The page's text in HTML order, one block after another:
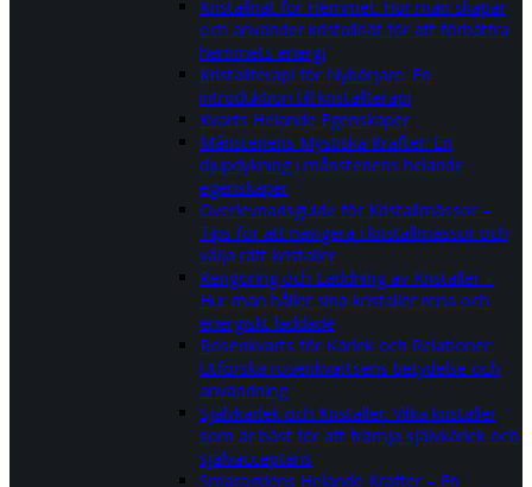
Kristallnät för Hemmet: Hur man skapar
och använder kristallnät för att förbättra
hemmets energi
Kristallterapi för Nybörjare: En
introduktion till kristallterapi
Kvarts Helande Egenskaper
Månstenens Mystiska Krafter: En
djupdykning i månstenens helande
egenskaper
Överlevnadsguide för Kristallmässor –
Tips för att navigera i kristallmässor och
välja rätt kristaller
Rengöring och Laddning av Kristaller –
Hur man håller sina kristaller rena och
energiskt laddade
Rosenkvarts för Kärlek och Relationer:
Utforska rosenkvartsens betydelse och
användning
Självkärlek och Kristaller: Vilka kristaller
som är bäst för att främja självkärlek och
självacceptans
Smaragdens Helande Krafter – En